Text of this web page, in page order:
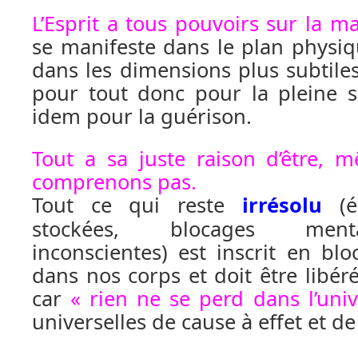
L’Esprit a tous pouvoirs sur la
se manifeste dans le plan
dans les dimensions plus subtiles
pour tout donc pour la pleine
idem pour la guérison.
Tout a sa juste raison d’être,
comprenons pas.
Tout ce qui reste irrésolu
stockées, blocages
inconscientes) est inscrit en
dans nos corps et doit être
car « rien ne se perd dans
universelles de cause à effet et